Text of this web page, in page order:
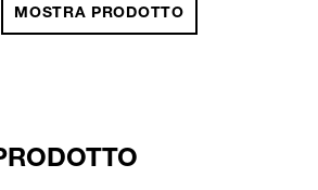
MOSTRA PRODOTTO